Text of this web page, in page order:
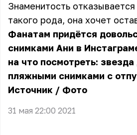
Знаменитость
такого рода, она хочет
Фанатам придётся
снимками Ани в
на что посмотреть: звезда
пляжными снимками с
Источник / Фото
31 мая 22:00 2021